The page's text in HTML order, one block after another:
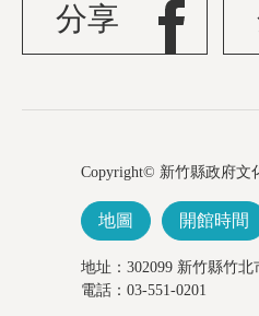
分享
Copyright© 新竹縣政府文
地圖 開館時間
地址：302099 新竹縣竹
電話：03-551-0201